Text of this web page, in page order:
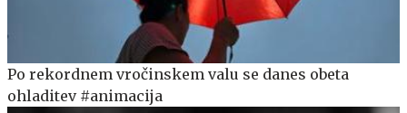
Po rekordnem vročinskem valu se danes obeta
ohladitev #animacija